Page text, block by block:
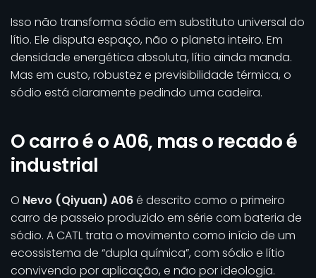
Isso não transforma sódio em substituto universal do
lítio. Ele disputa espaço, não o planeta inteiro. Em
densidade energética absoluta, lítio ainda manda.
Mas em custo, robustez e previsibilidade térmica, o
sódio está claramente pedindo uma cadeira.
O carro é o A06, mas o recado é
industrial
O Nevo (Qiyuan) A06é descrito como o primeiro
carro de passeio produzido em série com bateria de
sódio. A CATL trata o movimento como início de um
ecossistema de “dupla química”, com sódio e lítio
convivendo por aplicação, e não por ideologia.